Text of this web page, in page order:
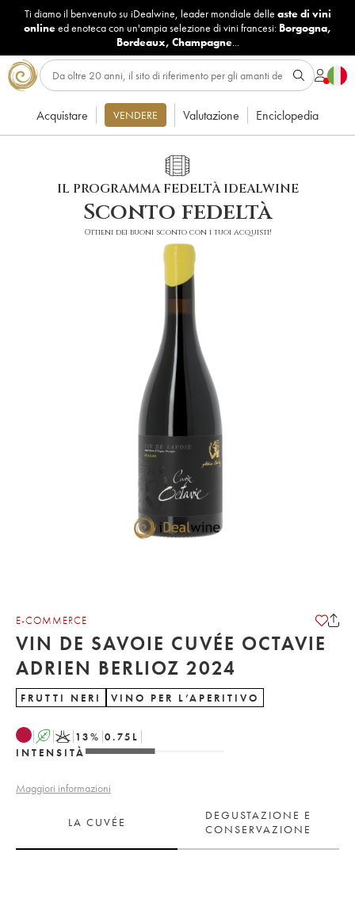
Ti diamo il benvenuto su iDealwine, leader mondiale delle aste di vini
onlineed enoteca con un'ampia selezione di vini francesi: Borgogna,
Bordeaux, Champagne...
Acquistare VENDERE Valutazione Enciclopedia
IL PROGRAMMA FEDELTÀ IDEALWINE
Sconto fedeltà
Ottieni dei buoni sconto con i tuoi acquisti!
E-COMMERCE
VIN DE SAVOIE CUVÉE OCTAVIE
ADRIEN BERLIOZ 2024
FRUTTI NERI VINO PER L’APERITIVO
A K 13% 0.75 L
INTENSITÀ
Maggiori informazioni
LA CUVÉE
DEGUSTAZIONE E
CONSERVAZIONE